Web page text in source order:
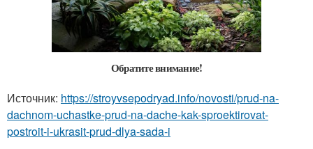
Обратите внимание!
Источник: https://stroyvsepodryad.info/novosti/prud-na-
dachnom-uchastke-prud-na-dache-kak-sproektirovat-
postroit-i-ukrasit-prud-dlya-sada-i